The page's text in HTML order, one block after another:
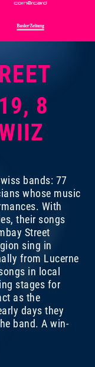
8
bands: 77
whose music
With
their songs
Street
sing in
from Lucerne
in local
stages for
as the
days they
band. A win-